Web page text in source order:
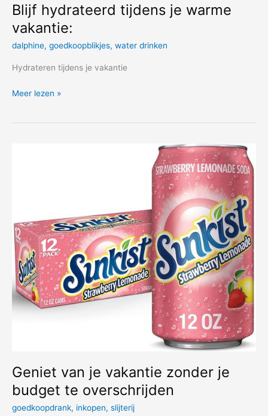
Blijf hydrateerd tijdens je warme
vakantie:
dalphine, goedkoopblikjes, water drinken
Hydrateren tijdens je vakantie
Blijf
Meer lezen »
Geniet van je vakantie zonder je
budget te overschrijden
goedkoopdrank, inkopen, slijterij